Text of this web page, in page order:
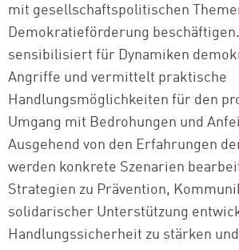
mit gesellschaftspolitischen
Demokratieförderung
sensibilisiert für Dynamiken
Angriffe und vermittelt praktische
Handlungsmöglichkeiten für den
Umgang mit Bedrohungen und
Ausgehend von den Erfahrungen
werden konkrete Szenarien
Strategien zu Prävention,
solidarischer Unterstützung
Handlungssicherheit zu stärken